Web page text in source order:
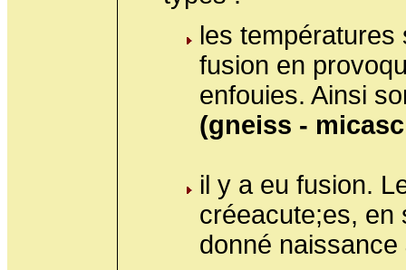
les
fusion en
enfouies. Ainsi
(gneiss -
il y a eu fusion.
créeacute;es, en
donné naissance